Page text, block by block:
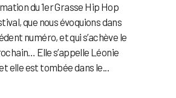
du 1er Grasse Hip Hop
que nous évoquions dans
numéro, et qui s’achève le
Elle s’appelle Léonie
elle est tombée dans le...